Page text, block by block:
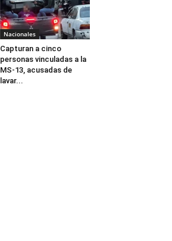
Nacionales
Capturan a cinco
personas vinculadas a la
MS-13, acusadas de
lavar...